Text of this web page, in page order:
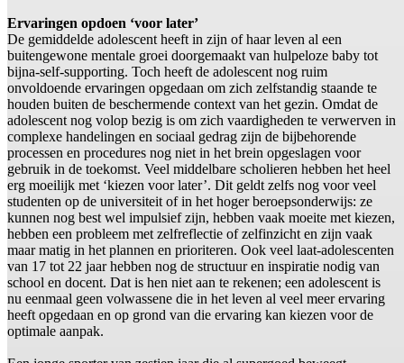
Ervaringen opdoen ‘voor later’
De gemiddelde adolescent heeft in zijn of haar leven al een
buitengewone mentale groei doorgemaakt van hulpeloze baby tot
bijna-self-supporting. Toch heeft de adolescent nog ruim
onvoldoende ervaringen opgedaan om zich zelfstandig staande te
houden buiten de beschermende context van het gezin. Omdat de
adolescent nog volop bezig is om zich vaardigheden te verwerven in
complexe handelingen en sociaal gedrag zijn de bijbehorende
processen en procedures nog niet in het brein opgeslagen voor
gebruik in de toekomst. Veel middelbare scholieren hebben het heel
erg moeilijk met ‘kiezen voor later’. Dit geldt zelfs nog voor veel
studenten op de universiteit of in het hoger beroepsonderwijs: ze
kunnen nog best wel impulsief zijn, hebben vaak moeite met kiezen,
hebben een probleem met zelfreflectie of zelfinzicht en zijn vaak
maar matig in het plannen en prioriteren. Ook veel laat-adolescenten
van 17 tot 22 jaar hebben nog de structuur en inspiratie nodig van
school en docent. Dat is hen niet aan te rekenen; een adolescent is
nu eenmaal geen volwassene die in het leven al veel meer ervaring
heeft opgedaan en op grond van die ervaring kan kiezen voor de
optimale aanpak.